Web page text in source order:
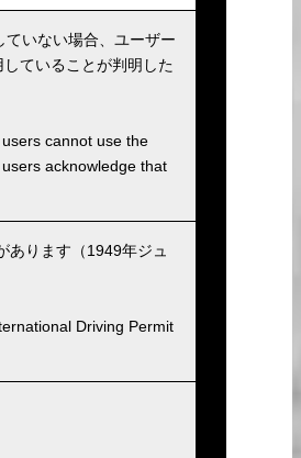
いない場合、ユーザー
ていることが判明した
cannot use the
acknowledge that
あります（1949年ジュ
Driving Permit